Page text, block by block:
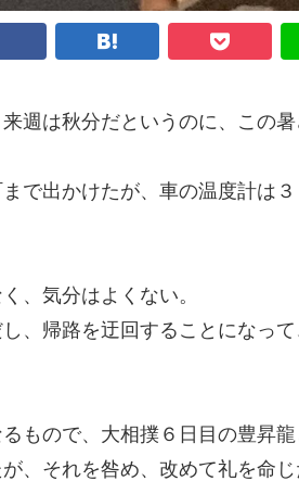
週は秋分だというのに、この暑
で出かけたが、車の温度計は
、気分はよくない。
、帰路を迂回することになって
もので、大相撲６日目の豊昇龍
、それを咎め、改めて礼を命